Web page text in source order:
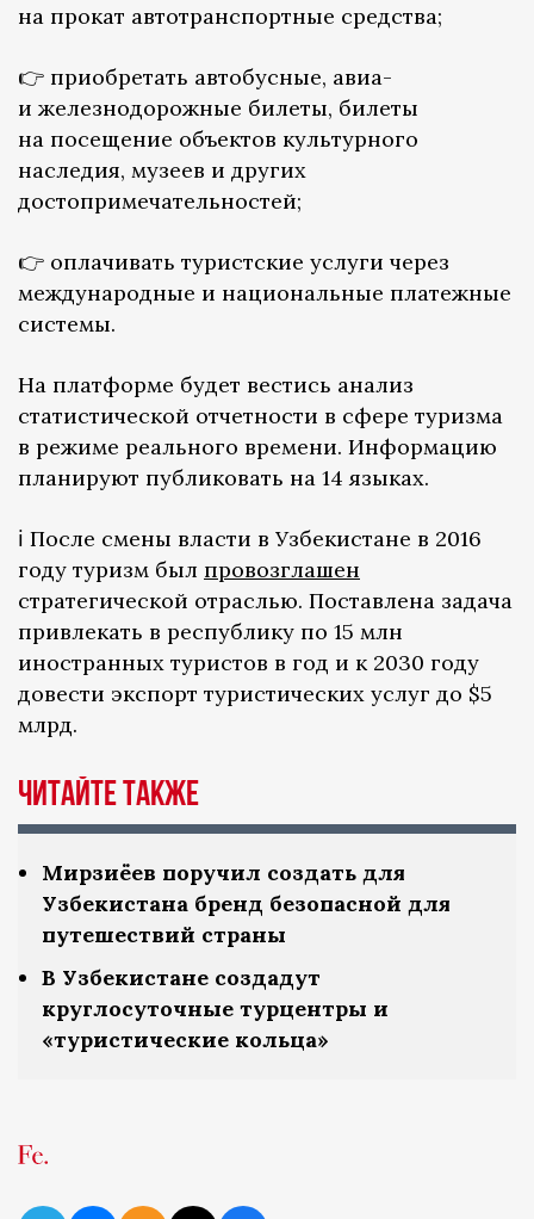
на прокат автотранспортные средства;
👉 приобретать автобусные, авиа-
и железнодорожные билеты, билеты
на посещение объектов культурного
наследия, музеев и других
достопримечательностей;
👉 оплачивать туристские услуги через
международные и национальные платежные
системы.
На платформе будет вестись анализ
статистической отчетности в сфере туризма
в режиме реального времени. Информацию
планируют публиковать на 14 языках.
ℹ️ После смены власти в Узбекистане в 2016
году туризм был провозглашен
стратегической отраслью. Поставлена задача
привлекать в республику по 15 млн
иностранных туристов в год и к 2030 году
довести экспорт туристических услуг до $5
млрд.
Читайте также
Мирзиёев поручил создать для
Узбекистана бренд безопасной для
путешествий страны
В Узбекистане создадут
круглосуточные турцентры и
«туристические кольца»